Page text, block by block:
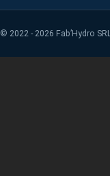
© 2022 - 2026 Fab’Hydro